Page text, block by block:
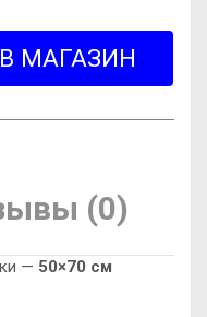
(0)
— 50×70 см